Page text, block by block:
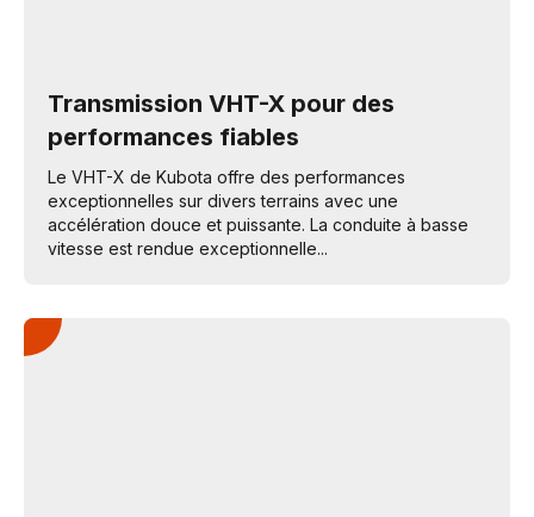
Transmission VHT-X pour des
performances fiables
Le VHT-X de Kubota offre des performances
exceptionnelles sur divers terrains avec une
accélération douce et puissante. La conduite à basse
vitesse est rendue exceptionnelle...